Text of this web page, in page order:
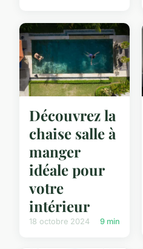
Découvrez la
chaise salle à
manger
idéale pour
votre
intérieur
18 octobre 2024 9 min